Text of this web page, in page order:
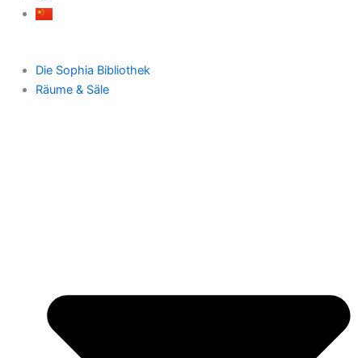
Die Sophia Bibliothek
Räume & Säle